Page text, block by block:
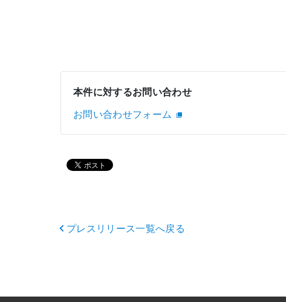
本件に対するお問い合わせ
お問い合わせフォーム
プレスリリース一覧へ戻る